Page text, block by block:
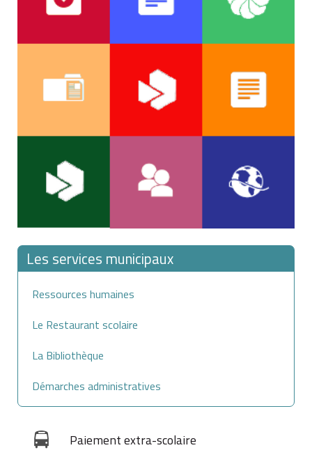
Les services municipaux
Ressources humaines
Le Restaurant scolaire
La Bibliothèque
Démarches administratives
Paiement extra-scolaire